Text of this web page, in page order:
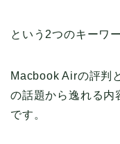
という2つのキーワ
Macbook Airの評判
の話題から逸れる内
です。